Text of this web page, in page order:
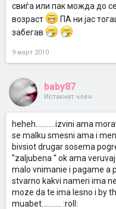
свиѓа или пак можда до
возраст
ПА ни јас
забегав
9 март 2010
baby87
Истакнат член
heheh...........izvini ama
se malku smesni ama i
bivsiot drugar sosema
''zaljubena '' ok ama
malo vnimanie i pagame a
stvarno kakvi nameri ima
moze da te ima lesno i by
muabet........... :roll: